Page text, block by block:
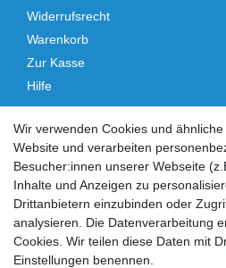
Widerrufsrecht
Warenkorb
Zur Kasse
Hilfe
Vertrag widerrufen
Social Media
Facebook Instagram
Sicher einkaufen
Wir verwenden Cookies und
Website und verarbeiten
Besucher:innen unserer Webseite
Inhalte und Anzeigen zu
Drittanbietern einzubinden oder
analysieren. Die Datenverarbeitung
Cookies. Wir teilen diese Daten mit
Einstellungen benennen.